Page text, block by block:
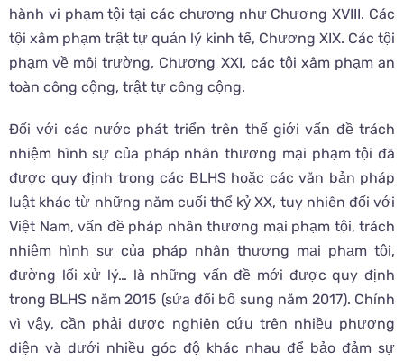
hành vi phạm tội tại các chương như Chương XVIII. Các
tội xâm phạm trật tự quản lý kinh tế, Chương XIX. Các tội
phạm về môi trường, Chương XXI, các tội xâm phạm an
toàn công cộng, trật tự công cộng.
Đối với các nước phát triển trên thế giới vấn đề trách
nhiệm hình sự của pháp nhân thương mại phạm tội đã
được quy định trong các BLHS hoặc các văn bản pháp
luật khác từ những năm cuối thể kỷ XX, tuy nhiên đối với
Việt Nam, vấn đề pháp nhân thương mại phạm tội, trách
nhiệm hình sự của pháp nhân thương mại phạm tội,
đường lối xử lý… là những vấn đề mới được quy định
trong BLHS năm 2015 (sửa đổi bổ sung năm 2017). Chính
vì vậy, cần phải được nghiên cứu trên nhiều phương
diện và dưới nhiều góc độ khác nhau để bảo đảm sự